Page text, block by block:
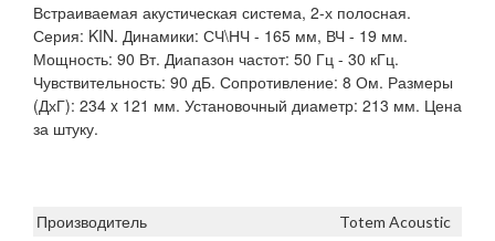
Встраиваемая акустическая система, 2-х полосная.
Серия: KIN. Динамики: СЧ\НЧ - 165 мм, ВЧ - 19 мм.
Мощность: 90 Вт. Диапазон частот: 50 Гц - 30 кГц.
Чувствительность: 90 дБ. Сопротивление: 8 Ом. Размеры
(ДхГ): 234 x 121 мм. Установочный диаметр: 213 мм. Цена
за штуку.
Производитель
Totem Acoustic